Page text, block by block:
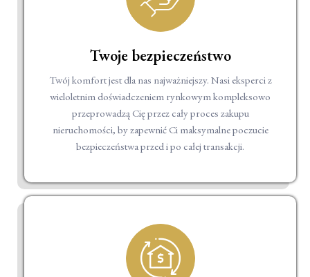
Twoje bezpieczeństwo
Twój komfort jest dla nas najważniejszy. Nasi eksperci z
wieloletnim doświadczeniem rynkowym kompleksowo
przeprowadzą Cię przez cały proces zakupu
nieruchomości, by zapewnić Ci maksymalne poczucie
bezpieczeństwa przed i po całej transakcji.